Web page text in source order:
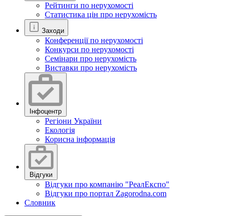
Рейтинги по нерухомості
Статистика цін про нерухомість
Заходи
Конференції по нерухомості
Конкурси по нерухомості
Семінари про нерухомість
Виставки про нерухомість
Інфоцентр
Регіони України
Екологія
Корисна інформація
Відгуки
Відгуки про компанію "РеалЕкспо"
Відгуки про портал Zagorodna.com
Словник